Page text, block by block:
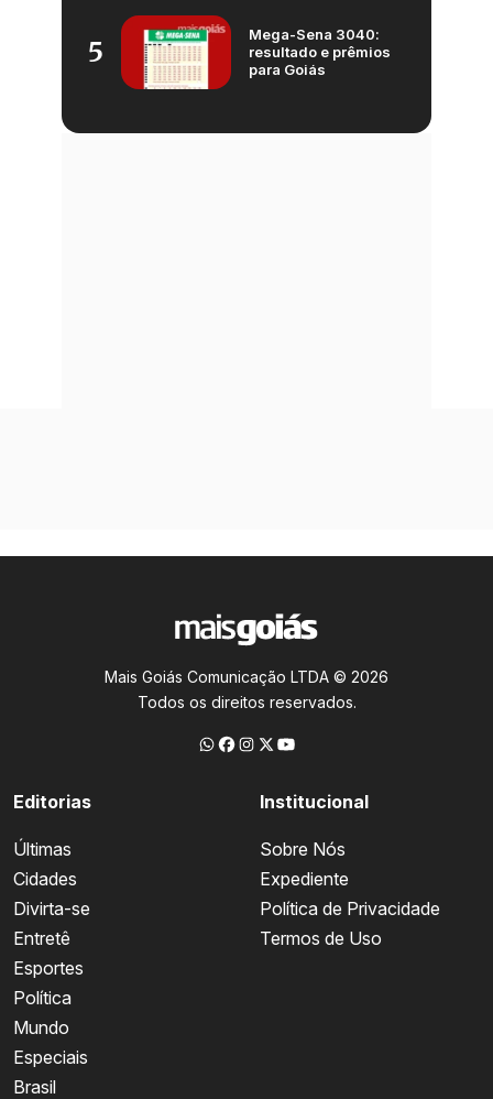
5
Mega-Sena 3040:
resultado e prêmios
para Goiás
Mais Goiás Comunicação LTDA © 2026
Todos os direitos reservados.
Editorias
Últimas
Cidades
Divirta-se
Entretê
Esportes
Política
Mundo
Especiais
Brasil
Institucional
Sobre Nós
Expediente
Política de Privacidade
Termos de Uso